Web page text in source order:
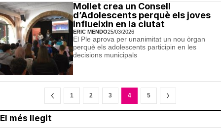
Mollet crea un Consell
d’Adolescents perquè els joves
influeixin en la ciutat
ERIC MENDO25/03/2026
El Ple aprova per unanimitat un nou òrgan
perquè els adolescents participin en les
decisions municipals
1 2 3 4 5
El més llegit